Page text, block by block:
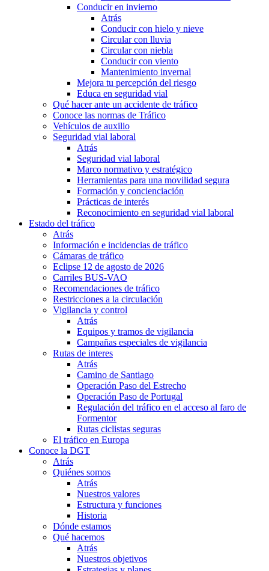
Conducir en invierno
Atrás
Conducir con hielo y nieve
Circular con lluvia
Circular con niebla
Conducir con viento
Mantenimiento invernal
Mejora tu percepción del riesgo
Educa en seguridad vial
Qué hacer ante un accidente de tráfico
Conoce las normas de Tráfico
Vehículos de auxilio
Seguridad vial laboral
Atrás
Seguridad vial laboral
Marco normativo y estratégico
Herramientas para una movilidad segura
Formación y concienciación
Prácticas de interés
Reconocimiento en seguridad vial laboral
Estado del tráfico
Atrás
Información e incidencias de tráfico
Cámaras de tráfico
Eclipse 12 de agosto de 2026
Carriles BUS-VAO
Recomendaciones de tráfico
Restricciones a la circulación
Vigilancia y control
Atrás
Equipos y tramos de vigilancia
Campañas especiales de vigilancia
Rutas de interes
Atrás
Camino de Santiago
Operación Paso del Estrecho
Operación Paso de Portugal
Regulación del tráfico en el acceso al faro de
Formentor
Rutas ciclistas seguras
El tráfico en Europa
Conoce la DGT
Atrás
Quiénes somos
Atrás
Nuestros valores
Estructura y funciones
Historia
Dónde estamos
Qué hacemos
Atrás
Nuestros objetivos